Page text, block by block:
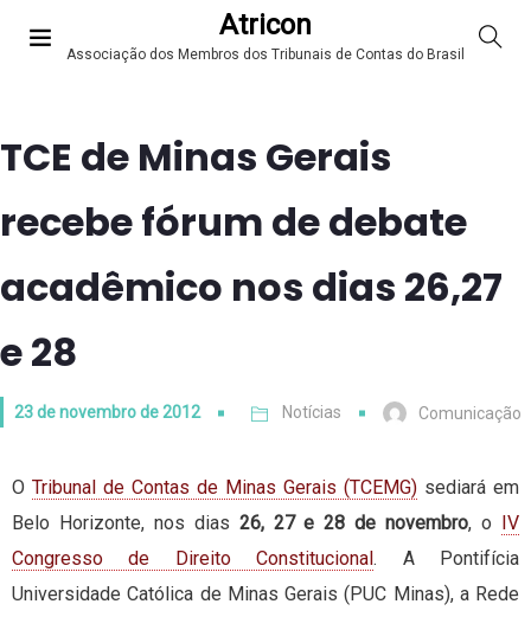
Atricon
Associação dos Membros dos Tribunais de Contas do Brasil
TCE de Minas Gerais
recebe fórum de debate
acadêmico nos dias 26,27
e 28
23 de novembro de 2012 Notícias Comunicação
O Tribunal de Contas de Minas Gerais (TCEMG) sediará em
Belo Horizonte, nos dias 26, 27 e 28 de novembro, o
IV
Congresso de Direito Constitucional. A Pontifícia
Universidade Católica de Minas Gerais (PUC Minas), a Rede